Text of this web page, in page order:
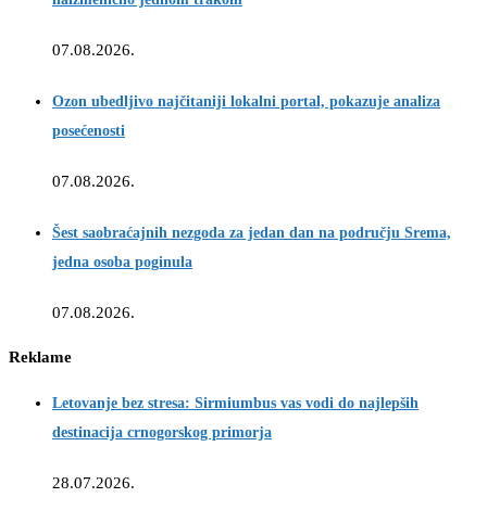
07.08.2026.
Ozon ubedljivo najčitaniji lokalni portal, pokazuje analiza
posećenosti
07.08.2026.
Šest saobraćajnih nezgoda za jedan dan na području Srema,
jedna osoba poginula
07.08.2026.
Reklame
Letovanje bez stresa: Sirmiumbus vas vodi do najlepših
destinacija crnogorskog primorja
28.07.2026.